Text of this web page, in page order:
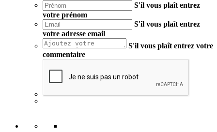
S'il vous plaît entrez
votre prénom
S'il vous plaît entrez
votre adresse email
S'il vous plaît entrez votre
commentaire